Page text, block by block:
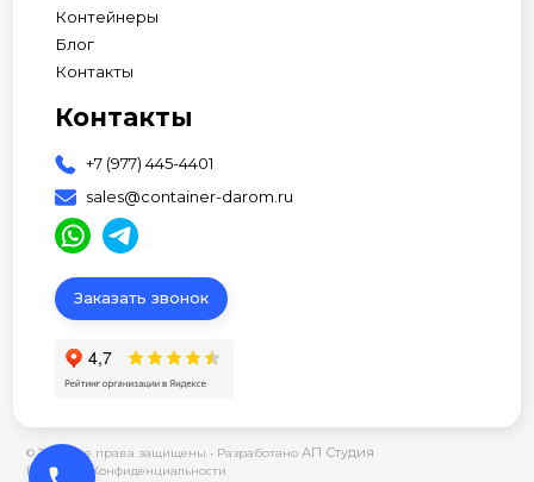
Контейнеры
Блог
Контакты
Контакты
+7 (977) 445-4401
sales@container-darom.ru
Заказать звонок
© 2026 Все права защищены • Разработано АП Студия
Политика Конфиденциальности